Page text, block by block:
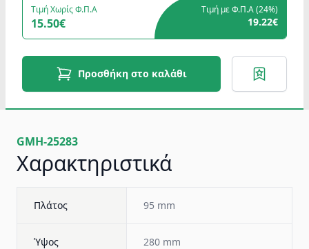
Τιμή Χωρίς Φ.Π.Α
15.50€
Τιμή με Φ.Π.Α (24%)
19.22€
Προσθήκη στο καλάθι
GMH-25283
Χαρακτηριστικά
Πλάτος 95 mm
Ύψος 280 mm